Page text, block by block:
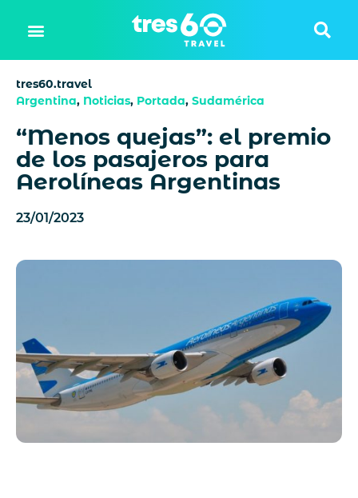
tres60.travel
Argentina, Noticias, Portada, Sudamérica
“Menos quejas”: el premio
de los pasajeros para
Aerolíneas Argentinas
23/01/2023